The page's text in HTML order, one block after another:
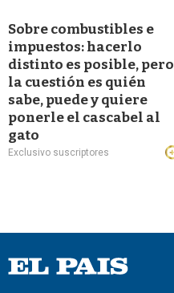
Sobre combustibles e
impuestos: hacerlo
distinto es posible, pero
la cuestión es quién
sabe, puede y quiere
ponerle el cascabel al
gato
Exclusivo suscriptores